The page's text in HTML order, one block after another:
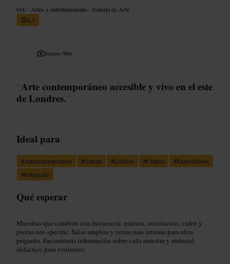
€€€ • Artes y entretenimiento •Galería de Arte
4,3
Imagen /Web
“Arte contemporáneo accesible y vivo en el este
de Londres.”
Ideal para
#Artecontemporáneo #Galería #Londres #Cultura #Exposiciones
#Fotografía
Qué esperar
Muestras que cambian con frecuencia: pintura, instalación, vídeo y
piezas site-specific. Salas amplias y zonas más íntimas para obra
pequeña. Encontrarás información sobre cada muestra y material
didáctico para visitantes.